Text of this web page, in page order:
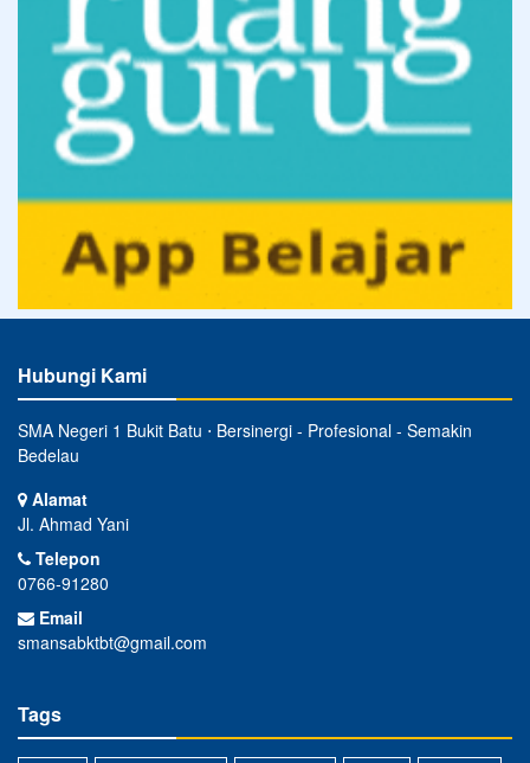
Hubungi Kami
SMA Negeri 1 Bukit Batu ⋅ Bersinergi - Profesional - Semakin
Bedelau
Alamat
Jl. Ahmad Yani
Telepon
0766-91280
Email
smansabktbt@gmail.com
Tags